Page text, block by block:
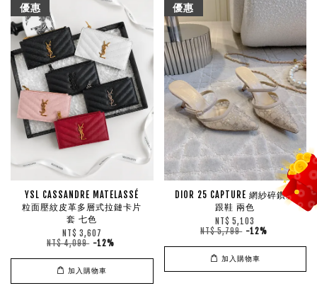
優惠
YSL CASSANDRE MATELASSÉ
粒面壓紋皮革多層式拉鏈卡片
套 七色
NT$ 3,607
NT$ 4,099 -12%
加入購物車
優惠
DIOR 25 CAPTURE 網紗碎鑽貓
跟鞋 兩色
NT$ 5,103
NT$ 5,799 -12%
加入購物車